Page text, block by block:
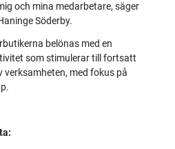
och mina medarbetare, säger
Söderby.
belönas med en
som stimulerar till fortsatt
med fokus på